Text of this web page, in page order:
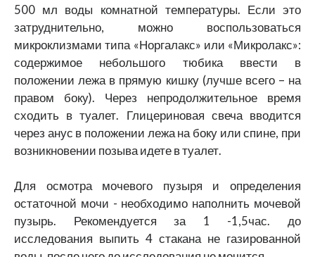
500 мл воды комнатной температуры. Если это
затруднительно, можно воспользоваться
микроклизмами типа «Норгалакс» или «Микролакс»:
содержимое небольшого тюбика ввести в
положении лежа в прямую кишку (лучше всего – на
правом боку). Через непродолжительное время
сходить в туалет. Глицериновая свеча вводится
через анус в положении лежа на боку или спине, при
возникновении позыва идете в туалет.
Для осмотра мочевого пузыря и определения
остаточной мочи - необходимо наполнить мочевой
пузырь. Рекомендуется за 1 -1,5час. до
исследования выпить 4 стакана не газированной